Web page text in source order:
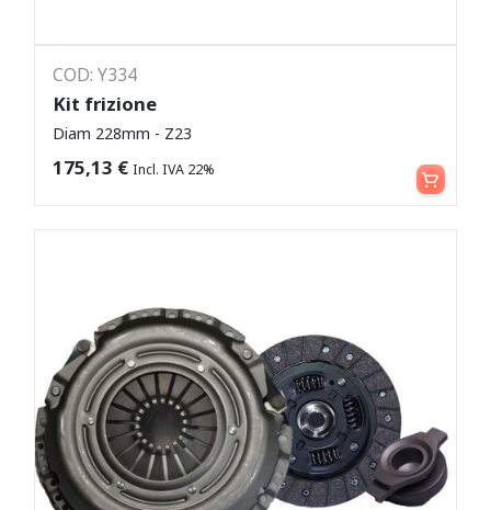
COD: Y334
Kit frizione
Diam 228mm - Z23
175,13 € Incl. IVA 22% Leggi tutto